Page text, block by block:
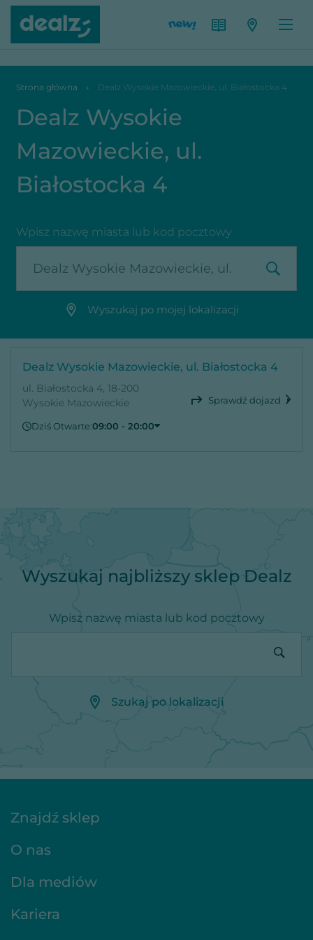
Dealz Wysokie Mazowieckie, ul. Białostocka 4
Strona główna Dealz Wysokie Mazowieckie, ul. Białostocka 4
Dealz Wysokie
Mazowieckie, ul.
Białostocka 4
Wpisz nazwę miasta lub kod pocztowy
Wyszukaj po mojej lokalizacji
Dealz Wysokie Mazowieckie, ul. Białostocka 4
ul. Białostocka 4, 18-200
Wysokie Mazowieckie
Sprawdź dojazd
Dziś Otwarte:09:00 - 20:00
Środa
09:00 - 20:00
Czwartek
Piątek
Wyszukaj najbliższy sklep Dealz
Wpisz nazwę miasta lub kod pocztowy
Szukaj po lokalizacji
Znajdź sklep
O nas
Dla mediów
Kariera